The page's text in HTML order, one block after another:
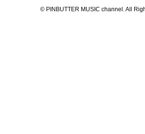
© PINBUTTER MUSIC channel. All